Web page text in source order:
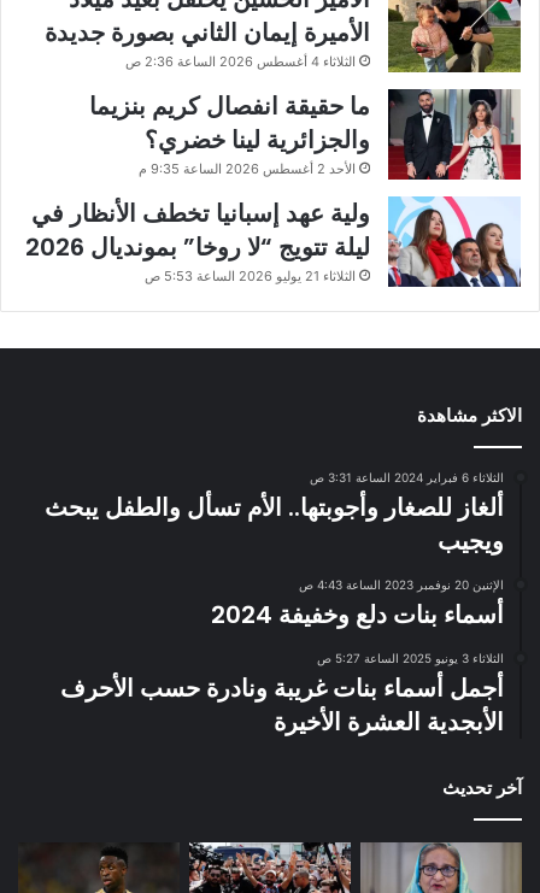
الأميرة إيمان الثاني بصورة جديدة
الثلاثاء 4 أغسطس 2026 الساعة 2:36 ص
ما حقيقة انفصال كريم بنزيما
والجزائرية لينا خضري؟
الأحد 2 أغسطس 2026 الساعة 9:35 م
ولية عهد إسبانيا تخطف الأنظار في
ليلة تتويج “لا روخا” بمونديال 2026
الثلاثاء 21 يوليو 2026 الساعة 5:53 ص
الاكثر مشاهدة
الثلاثاء 6 فبراير 2024 الساعة 3:31 ص
ألغاز للصغار وأجوبتها.. الأم تسأل والطفل يبحث
ويجيب
الإثنين 20 نوفمبر 2023 الساعة 4:43 ص
أسماء بنات دلع وخفيفة 2024
الثلاثاء 3 يونيو 2025 الساعة 5:27 ص
أجمل أسماء بنات غريبة ونادرة حسب الأحرف
الأبجدية العشرة الأخيرة
آخر تحديث